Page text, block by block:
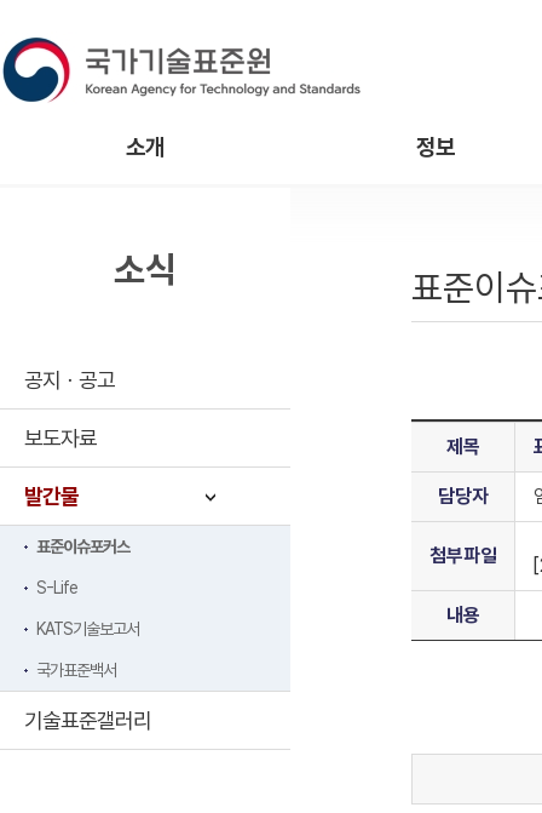
소개 정보
표준이
제목
담당자
첨부파일
내용
소식
공지ㆍ공고
보도자료
발간물
표준이슈포커스
S-Life
KATS기술보고서
국가표준백서
기술표준갤러리